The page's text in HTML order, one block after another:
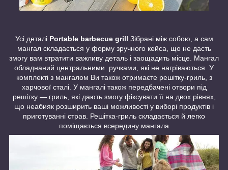
Усі деталі Portable barbecue grill Зібрані між собою, а сам
мангал складається у форму зручного кейса, що не дасть
змогу вам втратити важливу деталь і заощадить місце. Мангал
обладнаний центральними ручками, які не нагріваються. У
комплекті з мангалом Ви також отримаєте решітку-гриль, з
харчової сталі. У мангалі також передбачені отвори під
решітку — гриль, які дають змогу фіксувати її на двох рівнях,
що неабияк розширить ваші можливості у виборі продуктів і
приготуванні страв. Решітка-гриль складається й легко
поміщається всередину мангала